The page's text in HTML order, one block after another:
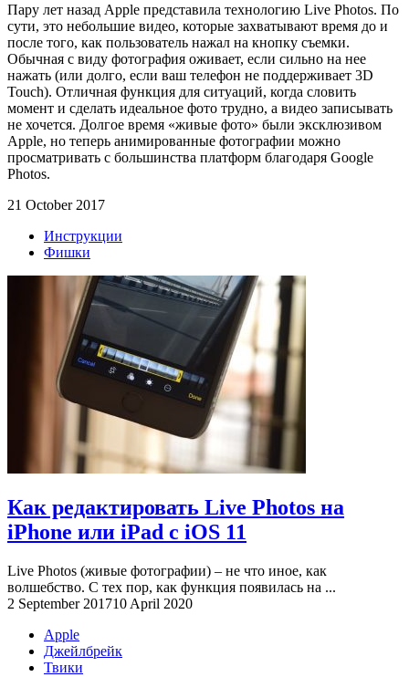
Пару лет назад Apple представила технологию Live Photos. По
сути, это небольшие видео, которые захватывают время до и
после того, как пользователь нажал на кнопку съемки.
Обычная с виду фотография оживает, если сильно на нее
нажать (или долго, если ваш телефон не поддерживает 3D
Touch). Отличная функция для ситуаций, когда словить
момент и сделать идеальное фото трудно, а видео записывать
не хочется. Долгое время «живые фото» были эксклюзивом
Apple, но теперь анимированные фотографии можно
просматривать с большинства платформ благодаря Google
Photos.
21 October 2017
Инструкции
Фишки
Как редактировать Live Photos на
iPhone или iPad с iOS 11
Live Photos (живые фотографии) – не что иное, как
волшебство. С тех пор, как функция появилась на ...
2 September 201710 April 2020
Apple
Джейлбрейк
Твики